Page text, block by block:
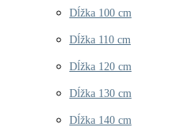
Dĺžka 100 cm
Dĺžka 110 cm
Dĺžka 120 cm
Dĺžka 130 cm
Dĺžka 140 cm